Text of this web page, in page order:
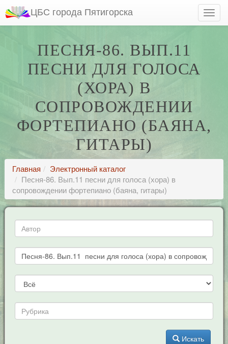
ЦБС города Пятигорска
ПЕСНЯ-86. ВЫП.11
ПЕСНИ ДЛЯ ГОЛОСА
(ХОРА) В
СОПРОВОЖДЕНИИ
ФОРТЕПИАНО (БАЯНА,
ГИТАРЫ)
Главная
Электронный каталог
Песня-86. Вып.11 песни для голоса (хора) в
сопровождении фортепиано (баяна, гитары)
Искать